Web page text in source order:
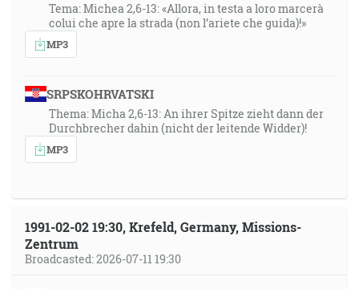
Tema: Michea 2,6-13: «Allora, in testa a loro marcerà
colui che apre la strada (non l’ariete che guida)!»
MP3
SRPSKOHRVATSKI
Thema: Micha 2,6-13: An ihrer Spitze zieht dann der
Durchbrecher dahin (nicht der leitende Widder)!
MP3
1991-02-02 19:30, Krefeld, Germany, Missions-
Zentrum
Broadcasted: 2026-07-11 19:30